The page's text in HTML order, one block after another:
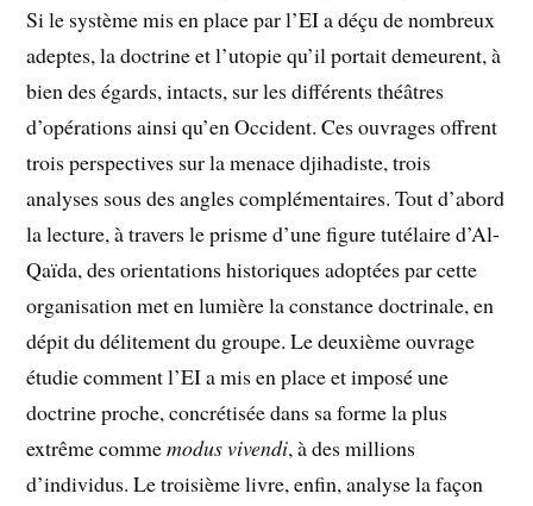
Si le système mis en place par l’EI a déçu de nombreux
adeptes, la doctrine et l’utopie qu’il portait demeurent, à
bien des égards, intacts, sur les différents théâtres
d’opérations ainsi qu’en Occident. Ces ouvrages offrent
trois perspectives sur la menace djihadiste, trois
analyses sous des angles complémentaires. Tout d’abord
la lecture, à travers le prisme d’une figure tutélaire d’Al-
Qaïda, des orientations historiques adoptées par cette
organisation met en lumière la constance doctrinale, en
dépit du délitement du groupe. Le deuxième ouvrage
étudie comment l’EI a mis en place et imposé une
doctrine proche, concrétisée dans sa forme la plus
extrême commemodus vivendi, à des millions
d’individus. Le troisième livre, enfin, analyse la façon